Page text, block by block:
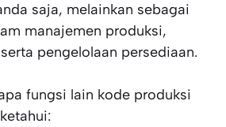
saja, melainkan sebagai
manajemen produksi,
pengelolaan persediaan.
fungsi lain kode produksi